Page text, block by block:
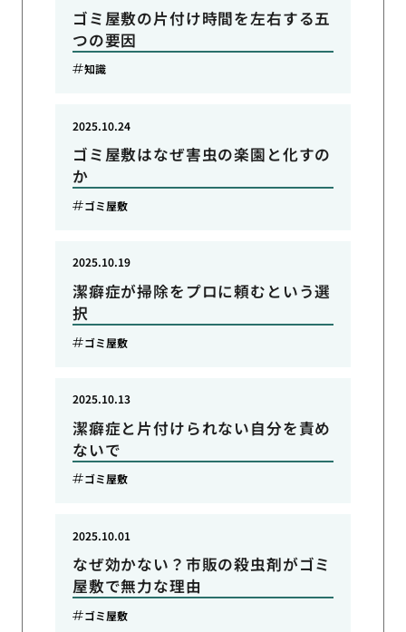
ゴミ屋敷の片付け時間を左右する五
つの要因
知識
ゴミ屋敷はなぜ害虫の楽園と化すの
か
2025.10.24
ゴミ屋敷
潔癖症が掃除をプロに頼むという選
択
2025.10.19
ゴミ屋敷
潔癖症と片付けられない自分を責め
ないで
2025.10.13
ゴミ屋敷
なぜ効かない？市販の殺虫剤がゴミ
屋敷で無力な理由
2025.10.01
ゴミ屋敷